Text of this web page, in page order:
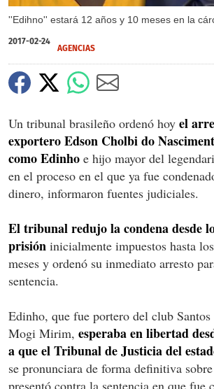
''Edihno'' estará 12 años y 10 meses en la
2017-02-24
AGENCIAS
Un tribunal brasileño ordenó hoy el
exportero Edson Cholbi do
como Edinho e hijo mayor del
en el proceso en el que ya fue
dinero, informaron fuentes judiciales.
El tribunal redujo la condena desde
prisión inicialmente impuestos hasta
meses y ordenó su inmediato arresto
sentencia.
Edinho, que fue portero del club
Mogi Mirim, esperaba en libertad
a que el Tribunal de Justicia del
se pronunciara de forma definitiva